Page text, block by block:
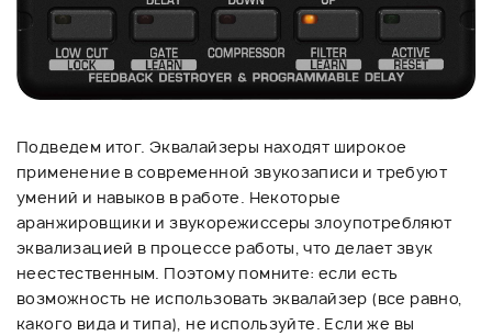
Подведем итог. Эквалайзеры находят широкое
применение в современной звукозаписи и требуют
умений и навыков в работе. Некоторые
аранжировщики и звукорежиссеры злоупотребляют
эквализацией в процессе работы, что делает звук
неестественным. Поэтому помните: если есть
возможность не использовать эквалайзер (все равно,
какого вида и типа), не используйте. Если же вы